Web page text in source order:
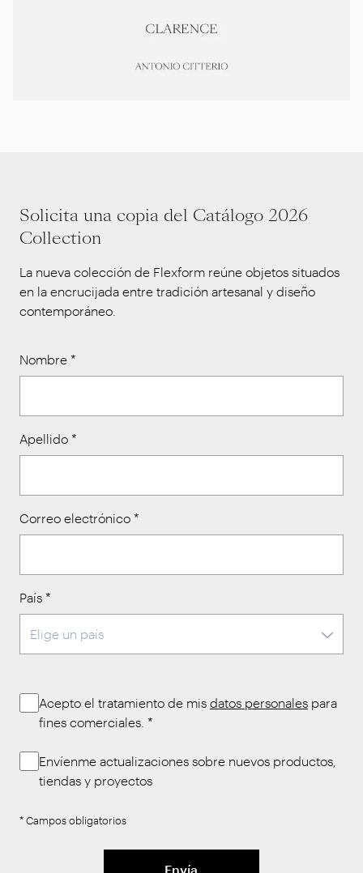
Solicita una copia del Catálogo 2026
Collection
La nueva colección de Flexform reúne objetos situados
en la encrucijada entre tradición artesanal y diseño
contemporáneo.
Nombre *
Apellido *
Correo electrónico *
País *
Acepto el tratamiento de mis datos personales para
fines comerciales. *
Envíenme actualizaciones sobre nuevos productos,
tiendas y proyectos
* Campos obligatorios
Envía